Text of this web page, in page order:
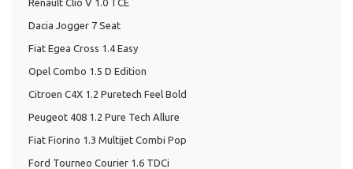
Dacia Jogger 7 Seat
Fiat Egea Cross 1.4 Easy
Opel Combo 1.5 D Edition
Citroen C4X 1.2 Puretech Feel Bold
Peugeot 408 1.2 Pure Tech Allure
Fiat Fiorino 1.3 Multijet Combi Pop
Ford Tourneo Courier 1.6 TDCi